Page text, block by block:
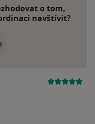
o tom,
navštívit?